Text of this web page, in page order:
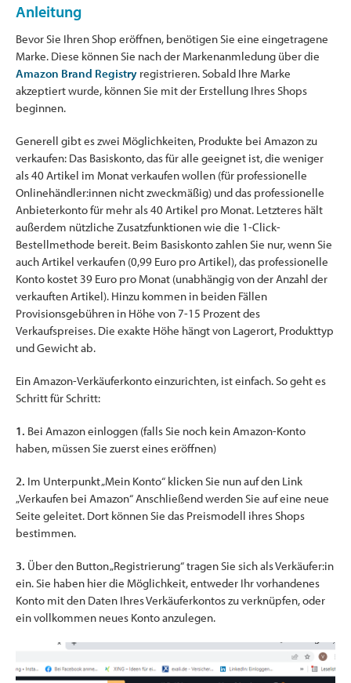
Anleitung
Bevor Sie Ihren Shop eröffnen, benötigen Sie eine eingetragene
Marke. Diese können Sie nach der Markenanmledung über die
Amazon Brand Registry registrieren. Sobald Ihre Marke
akzeptiert wurde, können Sie mit der Erstellung Ihres Shops
beginnen.
Generell gibt es zwei Möglichkeiten, Produkte bei Amazon zu
verkaufen: Das Basiskonto, das für alle geeignet ist, die weniger
als 40 Artikel im Monat verkaufen wollen (für professionelle
Onlinehändler:innen nicht zweckmäßig) und das professionelle
Anbieterkonto für mehr als 40 Artikel pro Monat. Letzteres hält
außerdem nützliche Zusatzfunktionen wie die 1-Click-
Bestellmethode bereit. Beim Basiskonto zahlen Sie nur, wenn Sie
auch Artikel verkaufen (0,99 Euro pro Artikel), das professionelle
Konto kostet 39 Euro pro Monat (unabhängig von der Anzahl der
verkauften Artikel). Hinzu kommen in beiden Fällen
Provisionsgebühren in Höhe von 7-15 Prozent des
Verkaufspreises. Die exakte Höhe hängt von Lagerort, Produkttyp
und Gewicht ab.
Ein Amazon-Verkäuferkonto einzurichten, ist einfach. So geht es
Schritt für Schritt:
1. Bei Amazon einloggen (falls Sie noch kein Amazon-Konto
haben, müssen Sie zuerst eines eröffnen)
2. Im Unterpunkt „Mein Konto“ klicken Sie nun auf den Link
„Verkaufen bei Amazon“ Anschließend werden Sie auf eine neue
Seite geleitet. Dort können Sie das Preismodell ihres Shops
bestimmen.
3. Über den Button „Registrierung“ tragen Sie sich als Verkäufer:in
ein. Sie haben hier die Möglichkeit, entweder Ihr vorhandenes
Konto mit den Daten Ihres Verkäuferkontos zu verknüpfen, oder
ein vollkommen neues Konto anzulegen.